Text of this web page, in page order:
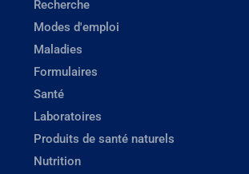
Recherche
Modes d'emploi
Maladies
Formulaires
Santé
Laboratoires
Produits de santé naturels
Nutrition